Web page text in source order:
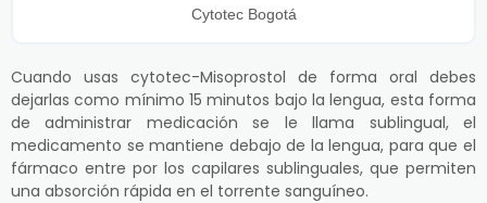
Cytotec Bogotá
Cuando usas cytotec-Misoprostol de forma oral debes
dejarlas como mínimo 15 minutos bajo la lengua, esta forma
de administrar medicación se le llama sublingual, el
medicamento se mantiene debajo de la lengua, para que el
fármaco entre por los capilares sublinguales, que permiten
una absorción rápida en el torrente sanguíneo.